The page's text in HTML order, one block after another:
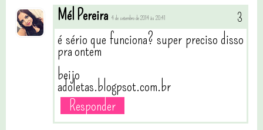
Mél Pereira 4 de setembro de 2014 às 20:41
é sério que funciona? super preciso disso
pra ontem
beijo
adoletas.blogpsot.com.br
Responder